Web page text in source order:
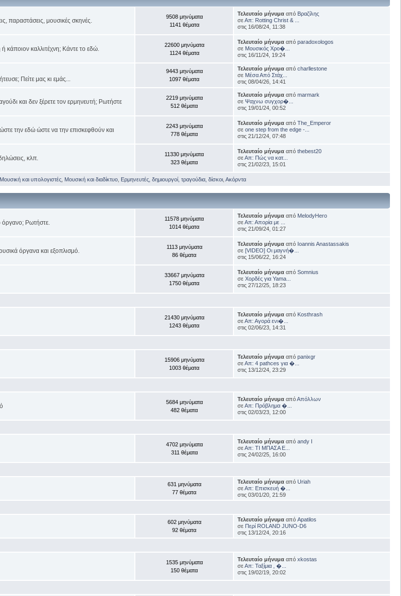
παραστάσεις, μουσικές σκηνές.
9508 μηνύματα
1141 θέματα
Τελευταίο μήνυμα από Βραζίλης
σεΑπ: Rotting Christ & ...
στις 16/08/24, 11:38
κάποιον καλλιτέχνη; Κάντε το εδώ.
22600 μηνύματα
1124 θέματα
Τελευταίο μήνυμα απόparadoxologos
σε Μουσικός Χρο�...
στις 16/11/24, 19:24
Πείτε μας κι εμάς...
9443 μηνύματα
1097 θέματα
Τελευταίο μήνυμα απόcharllestone
σε Μέσα Από Στάχ...
στις 08/04/26, 14:41
και δεν ξέρετε τον ερμηνευτή; Ρωτήστε
2219 μηνύματα
512 θέματα
Τελευταίο μήνυμα απόmarmark
σεΨαχνω συγχορ�...
στις 19/01/24, 00:52
την εδώ ώστε να την επισκεφθούν και
2243 μηνύματα
778 θέματα
Τελευταίο μήνυμα απόThe_Emperor
σεone step from the edge -...
στις 21/12/24, 07:48
κλπ.
11330 μηνύματα
323 θέματα
Τελευταίο μήνυμα απόthebest20
σεΑπ: Πώς να κατ...
στις 21/02/23, 15:01
Μουσική και υπολογιστές Μουσική και διαδίκτυο Ερμηνευτές, δημιουργοί, τραγούδια, δίσκοι Ακόρντα
όργανο; Ρωτήστε.
11578 μηνύματα
1014 θέματα
Τελευταίο μήνυμα από MelodyHero
σεΑπ: Απορία με ...
στις 21/09/24, 01:27
όργανα και εξοπλισμό.
1113 μηνύματα
86 θέματα
Τελευταίο μήνυμα από Ioannis Anastassakis
σε[VIDEO] Οι μαγνή�...
στις 15/06/22, 16:24
33667 μηνύματα
1750 θέματα
Τελευταίο μήνυμα απόSomnius
σεΧορδές για Yama...
στις 27/12/25, 18:23
21430 μηνύματα
1243 θέματα
Τελευταίο μήνυμα από Kosthrash
σεΑπ: Αγορά ενι�...
στις 02/06/23, 14:31
15906 μηνύματα
1003 θέματα
Τελευταίο μήνυμα απόpanixgr
σεΑπ: 4 pathces για �...
στις 13/12/24, 23:29
5684 μηνύματα
482 θέματα
Τελευταίο μήνυμα απόΑπόλλων
σεΑπ: Πρόβλημα �...
στις 02/03/23, 12:00
4702 μηνύματα
311 θέματα
Τελευταίο μήνυμα απόandy I
σεΑπ: ΤΙ ΜΠΑΣΑ Ε...
στις 24/02/25, 16:00
631 μηνύματα
77 θέματα
Τελευταίο μήνυμα απόUriah
σεΑπ: Επισκευή �...
στις 03/01/20, 21:59
602 μηνύματα
92 θέματα
Τελευταίο μήνυμα απόApatilos
σε Περί ROLAND JUNO-D6
στις 13/12/24, 20:16
1535 μηνύματα
150 θέματα
Τελευταίο μήνυμα απόxkostas
σεΑπ: Ταξίμια , �...
στις 19/02/19, 20:02